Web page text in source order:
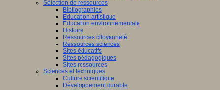
Sélection de ressources
Bibliographies
Education artistique
Education environnementale
Histoire
Ressources citoyenneté
Ressources sciences
Sites éducatifs
Sites pédagogiques
Sites ressources
Sciences et techniques
Culture scientifique
Développement durable